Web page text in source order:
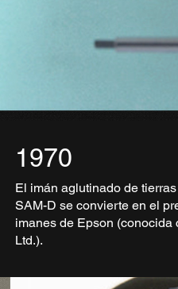
1970
El imán aglutinado de
SAM-D se convierte en el
imanes de Epson (conocida
Ltd.).